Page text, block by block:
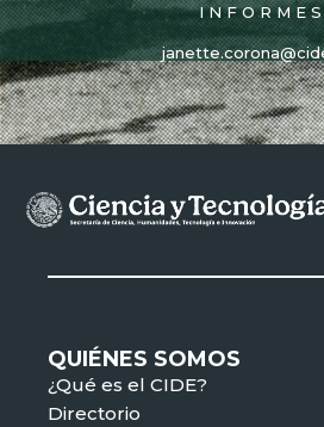
QUIÉNES SOMOS
¿Qué es el CIDE?
Directorio